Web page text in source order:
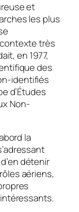
et
les plus
très
en 1977,
des
identifiés
d’Études
Non-
la
détenir
aériens,